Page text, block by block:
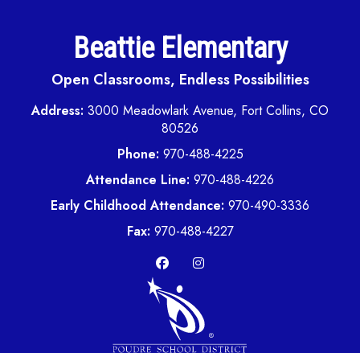
Beattie Elementary
Open Classrooms, Endless Possibilities
Address: 3000 Meadowlark Avenue, Fort Collins, CO
80526
Phone: 970-488-4225
Attendance Line: 970-488-4226
Early Childhood Attendance: 970-490-3336
Fax: 970-488-4227